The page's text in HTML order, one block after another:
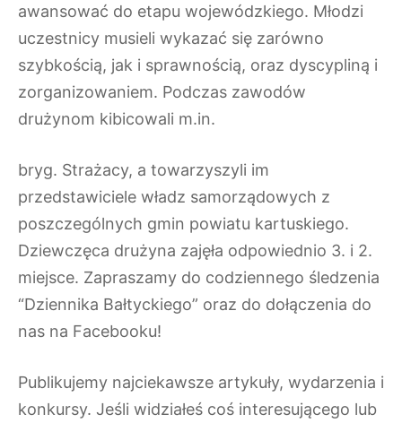
awansować do etapu wojewódzkiego. Młodzi
uczestnicy musieli wykazać się zarówno
szybkością, jak i sprawnością, oraz dyscypliną i
zorganizowaniem. Podczas zawodów
drużynom kibicowali m.in.
bryg. Strażacy, a towarzyszyli im
przedstawiciele władz samorządowych z
poszczególnych gmin powiatu kartuskiego.
Dziewczęca drużyna zajęła odpowiednio 3. i 2.
miejsce. Zapraszamy do codziennego śledzenia
“Dziennika Bałtyckiego” oraz do dołączenia do
nas na Facebooku!
Publikujemy najciekawsze artykuły, wydarzenia i
konkursy. Jeśli widziałeś coś interesującego lub